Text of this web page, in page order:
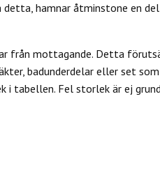
hamnar åtminstone en
från mottagande. Detta
badunderdelar eller set
tabellen. Fel storlek är ej